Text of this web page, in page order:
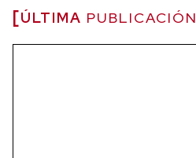
ÚLTIMA PUBLICACIÓN